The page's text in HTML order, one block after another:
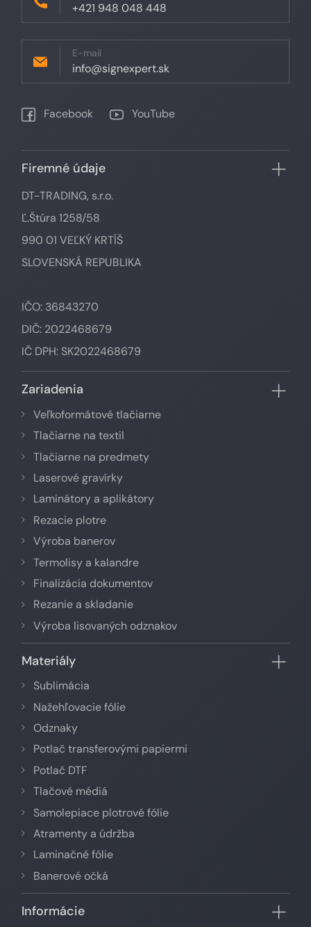
+421 948 048 448
E-mail
info@signexpert.sk
Facebook YouTube
Firemné údaje
DT-TRADING, s.r.o.
Ľ.Štúra 1258/58
990 01 VEĽKÝ KRTÍŠ
SLOVENSKÁ REPUBLIKA
IČO: 36843270
DIČ: 2022468679
IČ DPH: SK2022468679
Zariadenia
Veľkoformátové tlačiarne
Tlačiarne na textil
Tlačiarne na predmety
Laserové gravírky
Laminátory a aplikátory
Rezacie plotre
Výroba banerov
Termolisy a kalandre
Finalizácia dokumentov
Rezanie a skladanie
Výroba lisovaných odznakov
Materiály
Sublimácia
Nažehľovacie fólie
Odznaky
Potlač transferovými papiermi
Potlač DTF
Tlačové médiá
Samolepiace plotrové fólie
Atramenty a údržba
Laminačné fólie
Banerové očká
Informácie